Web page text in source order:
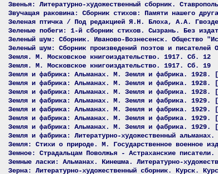
Звенья: Литературно-художественный сборник.
Звучащая раковина: Сборник стихов: Памяти нашего
Зеленая птичка / Под редакцией Я.Н. Блоха, А.А.
Зеленые побеги: 1-й сборник стихов. Сызрань. Без
Зеленый шум: Сборник. Иваново-Вознесенск. Общество
Зеленый шум: Сборник произведений поэтов и писателей
Земля. М. Московское книгоиздательство. 1917. Сб. 12
Земля. М. Московское книгоиздательство. 1917. Сб. 19
Земля и фабрика: Альманах. М. Земля и фабрика.
Земля и фабрика: Альманах. М. Земля и фабрика.
Земля и фабрика: Альманах. М. Земля и фабрика.
Земля и фабрика: Альманах. М. Земля и фабрика.
Земля и фабрика: Альманах. М. Земля и фабрика.
Земля и фабрика: Альманах. М. Земля и фабрика.
Земля и фабрика: Альманах. М. Земля и фабрика.
Земля и фабрика: Литературно-художественный
Земля: Стихи о природе. М. Государственное военное
Земное: Страдальцам Поволжья - Астраханские
Земные ласки: Альманах. Кинешма. Литературно-
Зерна: Литературно-художественный сборник. Курск.